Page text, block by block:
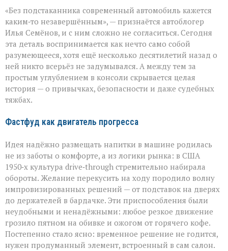
незаметный
герой
автомобильного
салона
«Без подстаканника современный автомобиль кажется
каким‑то незавершённым», — признаётся автоблогер
Илья Семёнов, и с ним сложно не согласиться. Сегодня
эта деталь воспринимается как нечто само собой
разумеющееся, хотя ещё несколько десятилетий назад о
ней никто всерьёз не задумывался. А между тем за
простым углублением в консоли скрывается целая
история — о привычках, безопасности и даже судебных
тяжбах.
Фастфуд как двигатель прогресса
Идея надёжно размещать напитки в машине родилась
не из заботы о комфорте, а из логики рынка: в США
1950‑х культура drive‑through стремительно набирала
обороты. Желание перекусить на ходу породило волну
импровизированных решений — от подставок на дверях
до держателей в бардачке. Эти приспособления были
неудобными и ненадёжными: любое резкое движение
грозило пятном на обивке и ожогом от горячего кофе.
Постепенно стало ясно: временное решение не годится,
нужен продуманный элемент, встроенный в сам салон.